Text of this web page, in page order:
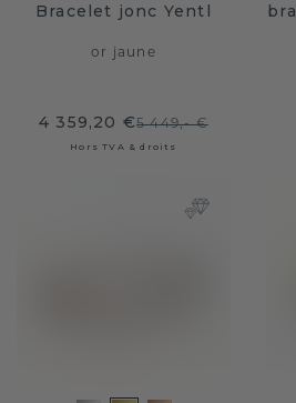
Bracelet jonc Yentl
or jaune
4 359,20 €5 449,- €
Hors TVA & droits